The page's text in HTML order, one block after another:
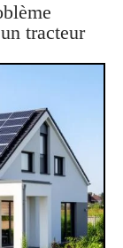
tracteur